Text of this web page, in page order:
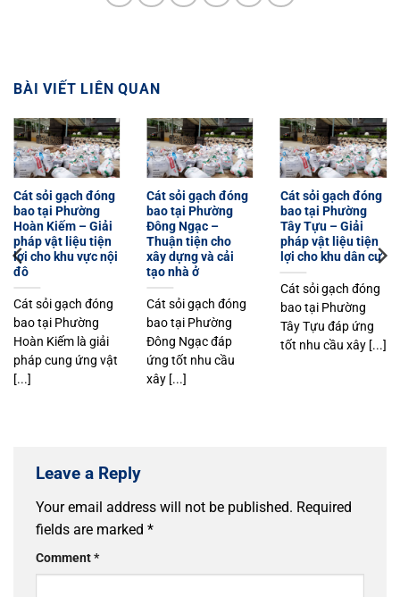
BÀI VIẾT LIÊN QUAN
Cát sỏi gạch đóng
bao tại Phường
Hoàn Kiếm – Giải
pháp vật liệu tiện
lợi cho khu vực nội
đô
Cát sỏi gạch đóng
bao tại Phường
Hoàn Kiếm là giải
pháp cung ứng vật
[...]
Cát sỏi gạch đóng
bao tại Phường
Đông Ngạc –
Thuận tiện cho
xây dựng và cải
tạo nhà ở
Cát sỏi gạch đóng
bao tại Phường
Đông Ngạc đáp
ứng tốt nhu cầu
xây [...]
Cát sỏi gạch đóng
bao tại Phường
Tây Tựu – Giải
pháp vật liệu tiện
lợi cho khu dân cư
Cát sỏi gạch đóng
bao tại Phường
Tây Tựu đáp ứng
tốt nhu cầu xây [...]
Leave a Reply
Your email address will not be published. Required
fields are marked *
Comment*